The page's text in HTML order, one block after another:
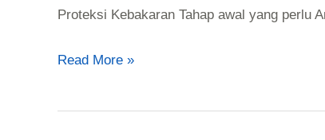
Proteksi Kebakaran Tahap awal yang perlu
Read More »